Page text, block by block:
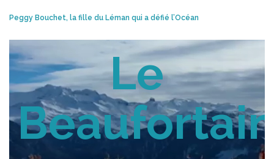
Peggy Bouchet, la fille du Léman qui a défié l’Océan
Le